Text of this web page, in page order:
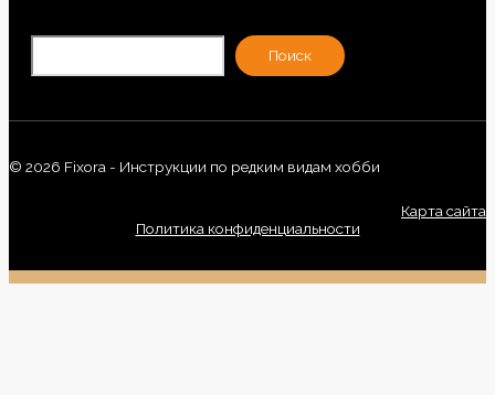
Поиск
© 2026 Fixora - Инструкции по редким видам хобби
Карта сайта
Политика конфиденциальности